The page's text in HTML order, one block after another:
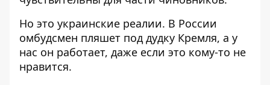
Но это украинские реалии. В России
омбудсмен пляшет под дудку Кремля, а у
нас он работает, даже если это кому-то не
нравится.